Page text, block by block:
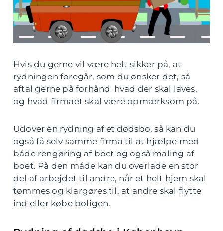
Hvis du gerne vil være helt sikker på, at
rydningen foregår, som du ønsker det, så
aftal gerne på forhånd, hvad der skal laves,
og hvad firmaet skal være opmærksom på.
Udover en rydning af et dødsbo, så kan du
også få selv samme firma til at hjælpe med
både rengøring af boet og også maling af
boet. På den måde kan du overlade en stor
del af arbejdet til andre, når et helt hjem skal
tømmes og klargøres til, at andre skal flytte
ind eller købe boligen.